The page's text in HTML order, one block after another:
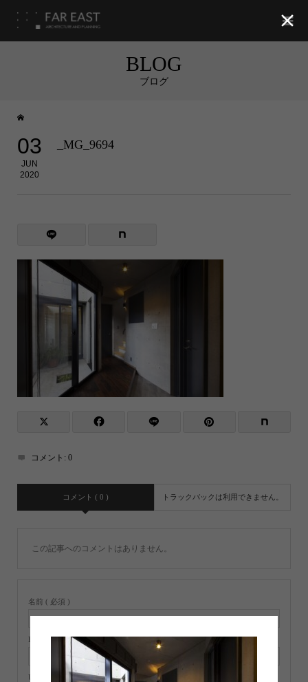
BLOG
ブログ
03
JUN
2020
_MG_9694
コメント: 0
コメント ( 0 ) トラックバックは利用できません。
この記事へのコメントはありません。
名前 ( 必須 )
E-MAIL ( 必須 ) ※ 公開されません
URL
